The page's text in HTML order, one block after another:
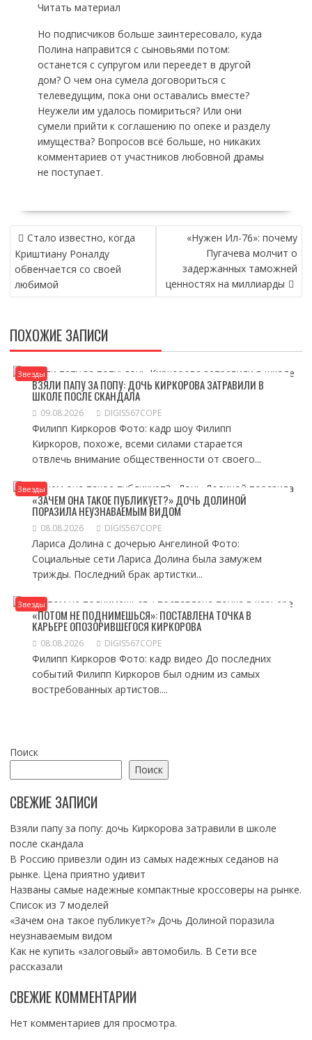
Читать материал
Но подписчиков больше заинтересовало, куда
Полина направится с сыновьями потом:
останется с супругом или переедет в другой
дом? О чем она сумела договориться с
телеведущим, пока они оставались вместе?
Неужели им удалось помириться? Или они
сумели прийти к соглашению по опеке и разделу
имущества? Вопросов всё больше, но никаких
комментариев от участников любовной драмы
не поступает.
НАВИГАЦИЯ
ПО
ЗАПИСЯМ
Стало известно, когда
Криштиану Роналду
обвенчается со своей
любимой
«Нужен Ил-76»: почему
Пугачева молчит о
задержанных таможней
ценностях на миллиарды
ПОХОЖИЕ ЗАПИСИ
Звезды
ВЗЯЛИ ПАПУ ЗА ПОПУ: ДОЧЬ КИРКОРОВА ЗАТРАВИЛИ В
ШКОЛЕ ПОСЛЕ СКАНДАЛА
09.08.2026 DIGIS567COPE
Филипп Киркоров Фото: кадр шоу Филипп
Киркоров, похоже, всеми силами старается
отвлечь внимание общественности от своего...
Звезды
«ЗАЧЕМ ОНА ТАКОЕ ПУБЛИКУЕТ?» ДОЧЬ ДОЛИНОЙ
ПОРАЗИЛА НЕУЗНАВАЕМЫМ ВИДОМ
08.08.2026 DIGIS567COPE
Лариса Долина с дочерью Ангелиной Фото:
Социальные сети Лариса Долина была замужем
трижды. Последний брак артистки...
Звезды
«ПОТОМ НЕ ПОДНИМЕШЬСЯ»: ПОСТАВЛЕНА ТОЧКА В
КАРЬЕРЕ ОПОЗОРИВШЕГОСЯ КИРКОРОВА
08.08.2026 DIGIS567COPE
Филипп Киркоров Фото: кадр видео До последних
событий Филипп Киркоров был одним из самых
востребованных артистов....
Поиск
Поиск
СВЕЖИЕ ЗАПИСИ
Взяли папу за попу: дочь Киркорова затравили в школе
после скандала
В Россию привезли один из самых надежных седанов на
рынке. Цена приятно удивит
Названы самые надежные компактные кроссоверы на рынке.
Список из 7 моделей
«Зачем она такое публикует?» Дочь Долиной поразила
неузнаваемым видом
Как не купить «залоговый» автомобиль. В Сети все
рассказали
СВЕЖИЕ КОММЕНТАРИИ
Нет комментариев для просмотра.